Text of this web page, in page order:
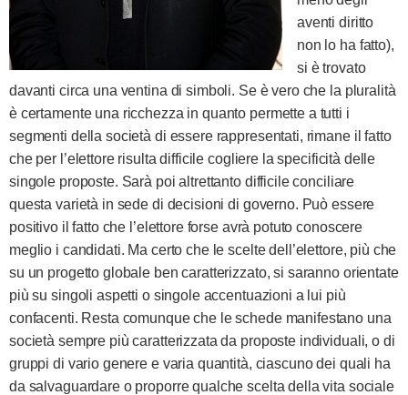
aventi diritto
non lo ha fatto),
si è trovato
davanti circa una ventina di simboli. Se è vero che la pluralità
è certamente una ricchezza in quanto permette a tutti i
segmenti della società di essere rappresentati, rimane il fatto
che per l’elettore risulta difficile cogliere la specificità delle
singole proposte. Sarà poi altrettanto difficile conciliare
questa varietà in sede di decisioni di governo. Può essere
positivo il fatto che l’elettore forse avrà potuto conoscere
meglio i candidati. Ma certo che le scelte dell’elettore, più che
su un progetto globale ben caratterizzato, si saranno orientate
più su singoli aspetti o singole accentuazioni a lui più
confacenti. Resta comunque che le schede manifestano una
società sempre più caratterizzata da proposte individuali, o di
gruppi di vario genere e varia quantità, ciascuno dei quali ha
da salvaguardare o proporre qualche scelta della vita sociale